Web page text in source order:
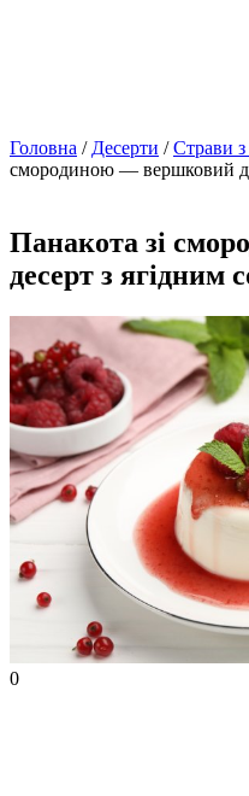
Головна /Десерти /Страви з
смородиною — вершковий
Панакота зі
десерт з ягідним
0